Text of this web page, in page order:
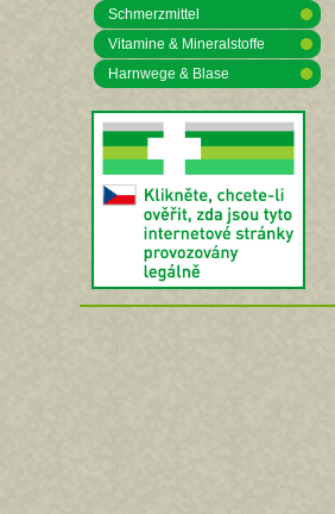
Schmerzmittel
Vitamine & Mineralstoffe
Harnwege & Blase